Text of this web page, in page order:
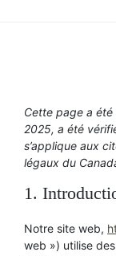
Cette page a été
2025, a été
s’applique aux
légaux du
1.
Notre site web,
web ») utilise